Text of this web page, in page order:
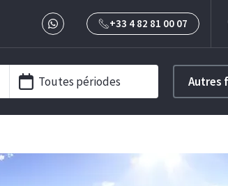
+33 4 82 81 00 07
Toutes périodes Autres